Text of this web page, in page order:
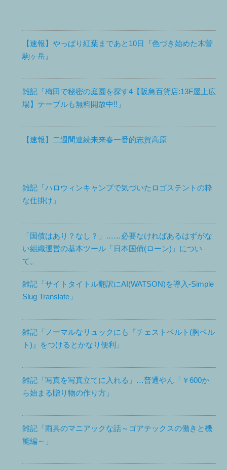
【速報】やっぱり紅葉まであと10日『色づき始めた木曽
駒ヶ岳』
雑記「梅田で秘密の庭園を探す4【阪急百貨店:13F屋上広
場】テーブルも無料開放中!!」
【速報】二週間連続来来春一番的志賀高原
雑記「ハロウィンキャンプで気づいたロゴステントの粋
な仕掛け」
「国債はあり？なし？」……必要なければあるはずがな
い組織運営の基本ツール「日本国債(ローン)」につい
て。
雑記「サイトタイトル翻訳にAI(WATSON)を導入-Simple
Slug Translate」
雑記「ノーマルなリュックにも『チェストベルト(胸ベル
ト)』をつけるとかなり便利」
雑記「写真を写真立てに入れる」…普通やん「￥600か
ら始まる贈り物の作り方」
雑記「雨具のマニアックな話～ゴアテックスの働きと機
能編～」